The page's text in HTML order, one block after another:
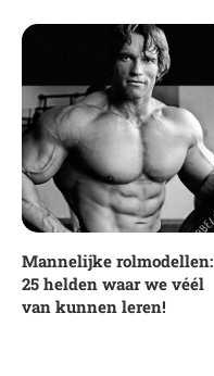
Mannelijke rolmodellen:
25 helden waar we véél
van kunnen leren!